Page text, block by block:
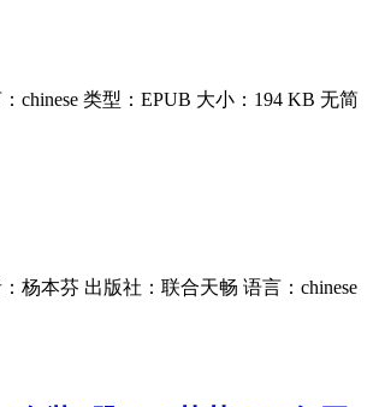
chinese 类型：EPUB 大小：194 KB 无简
杨本芬 出版社：联合天畅 语言：chinese